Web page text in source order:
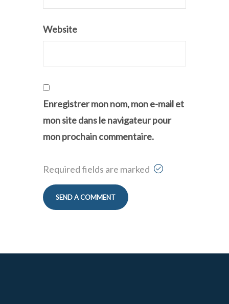
Website
Enregistrer mon nom, mon e-mail et
mon site dans le navigateur pour
mon prochain commentaire.
Required fields are marked